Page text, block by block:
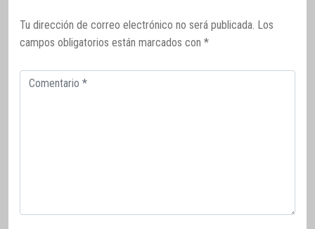
Tu dirección de correo electrónico no será publicada. Los
campos obligatorios están marcados con *
Comentario